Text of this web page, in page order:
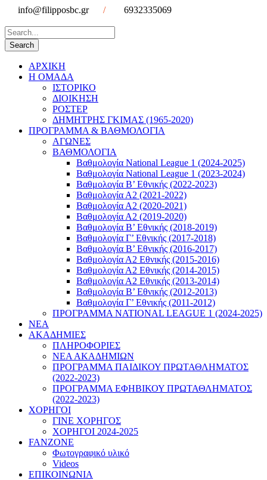
info@filipposbc.gr / 6932335069
ΑΡΧΙΚΗ
Η ΟΜΑΔΑ
ΙΣΤΟΡΙΚΟ
ΔΙΟΙΚΗΣΗ
ΡΟΣΤΕΡ
ΔΗΜΗΤΡΗΣ ΓΚΙΜΑΣ (1965-2020)
ΠΡΟΓΡΑΜΜΑ & ΒΑΘΜΟΛΟΓΙΑ
ΑΓΩΝΕΣ
ΒΑΘΜΟΛΟΓΙΑ
Βαθμολογία National League 1 (2024-2025)
Βαθμολογία National League 1 (2023-2024)
Βαθμολογία Β’ Εθνικής (2022-2023)
Βαθμολογία Α2 (2021-2022)
Βαθμολογία Α2 (2020-2021)
Βαθμολογία Α2 (2019-2020)
Βαθμολογία B’ Εθνικής (2018-2019)
Βαθμολογία Γ’ Εθνικής (2017-2018)
Βαθμολογία Β’ Εθνικής (2016-2017)
Βαθμολογία Α2 Εθνικής (2015-2016)
Βαθμολογία Α2 Εθνικής (2014-2015)
Βαθμολογία Α2 Εθνικής (2013-2014)
Βαθμολογία Β’ Εθνικής (2012-2013)
Βαθμολογία Γ’ Εθνικής (2011-2012)
ΠΡΟΓΡΑΜΜΑ NATIONAL LEAGUE 1 (2024-2025)
ΝΕΑ
ΑΚΑΔΗΜΙΕΣ
ΠΛΗΡΟΦΟΡΙΕΣ
ΝΕΑ ΑΚΑΔΗΜΙΩΝ
ΠΡΟΓΡΑΜΜΑ ΠΑΙΔΙΚΟΥ ΠΡΩΤΑΘΛΗΜΑΤΟΣ
(2022-2023)
ΠΡΟΓΡΑΜΜΑ ΕΦΗΒΙΚΟΥ ΠΡΩΤΑΘΛΗΜΑΤΟΣ
(2022-2023)
ΧΟΡΗΓΟΙ
ΓΙΝΕ ΧΟΡΗΓΟΣ
ΧΟΡΗΓΟΙ 2024-2025
FANZONE
Φωτογραφικό υλικό
Videos
ΕΠΙΚΟΙΝΩΝΙΑ